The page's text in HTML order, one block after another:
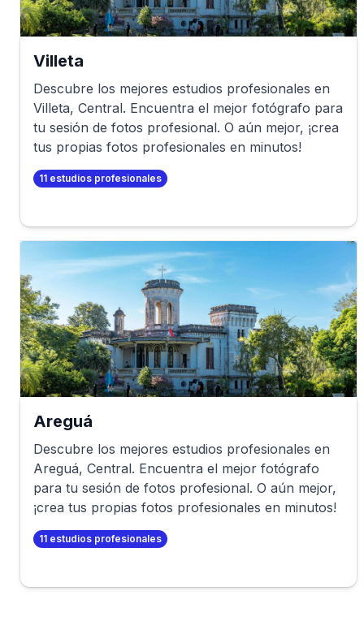
Villeta
Descubre los mejores estudios profesionales en
Villeta, Central. Encuentra el mejor fotógrafo para
tu sesión de fotos profesional. O aún mejor, ¡crea
tus propias fotos profesionales en minutos!
11 estudios profesionales
Areguá
Descubre los mejores estudios profesionales en
Areguá, Central. Encuentra el mejor fotógrafo
para tu sesión de fotos profesional. O aún mejor,
¡crea tus propias fotos profesionales en minutos!
11 estudios profesionales